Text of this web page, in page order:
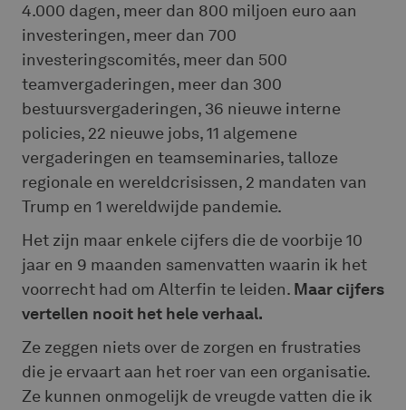
4.000 dagen, meer dan 800 miljoen euro aan
investeringen, meer dan 700
investeringscomités, meer dan 500
teamvergaderingen, meer dan 300
bestuursvergaderingen, 36 nieuwe interne
policies, 22 nieuwe jobs, 11 algemene
vergaderingen en teamseminaries, talloze
regionale en wereldcrisissen, 2 mandaten van
Trump en 1 wereldwijde pandemie.
Het zijn maar enkele cijfers die de voorbije 10
jaar en 9 maanden samenvatten waarin ik het
voorrecht had om Alterfin te leiden. Maar cijfers
vertellen nooit het hele verhaal.
Ze zeggen niets over de zorgen en frustraties
die je ervaart aan het roer van een organisatie.
Ze kunnen onmogelijk de vreugde vatten die ik